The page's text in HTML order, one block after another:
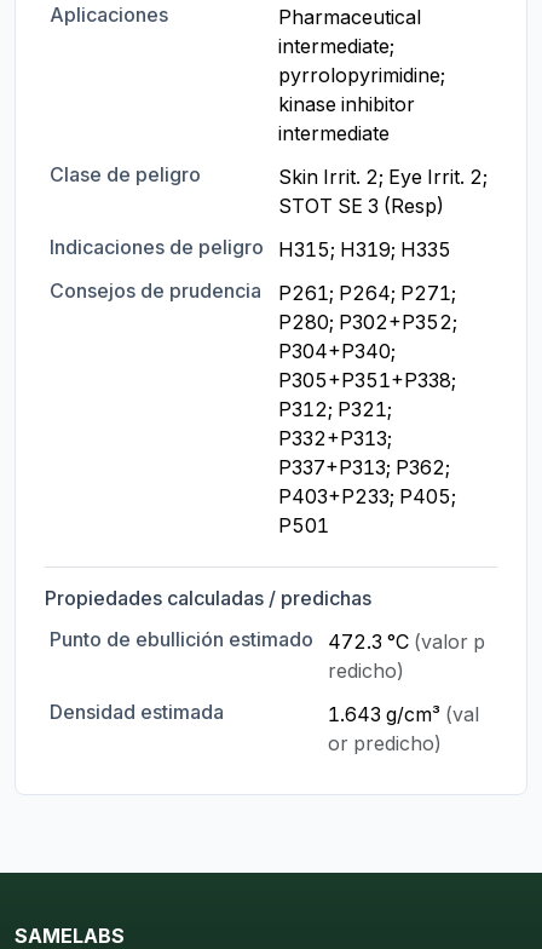
Aplicaciones
Pharmaceutical
intermediate;
pyrrolopyrimidine;
kinase inhibitor
intermediate
Clase de peligro
Skin Irrit. 2; Eye Irrit. 2;
STOT SE 3 (Resp)
Indicaciones de peligro
H315; H319; H335
Consejos de prudencia
P261; P264; P271;
P280; P302+P352;
P304+P340;
P305+P351+P338;
P312; P321;
P332+P313;
P337+P313; P362;
P403+P233; P405;
P501
Propiedades calculadas / predichas
Punto de ebullición estimado
472.3 °C (valor p
redicho)
Densidad estimada
1.643 g/cm³ (val
or predicho)
SAMELABS